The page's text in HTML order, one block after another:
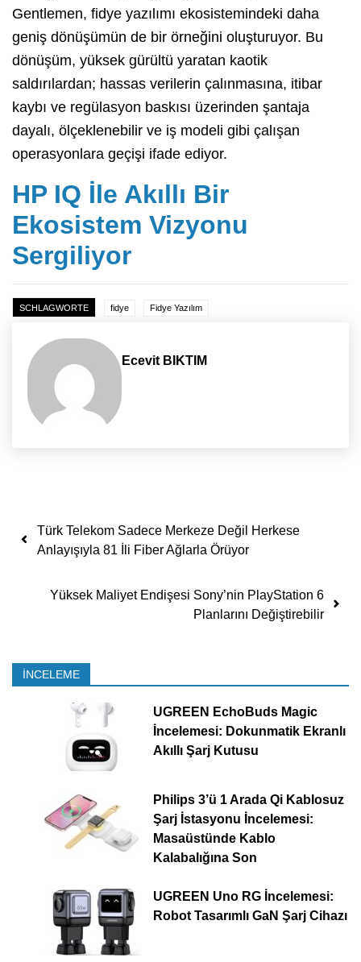
Gentlemen, fidye yazılımı ekosistemindeki daha
geniş dönüşümün de bir örneğini oluşturuyor. Bu
dönüşüm, yüksek gürültü yaratan kaotik
saldırılardan; hassas verilerin çalınmasına, itibar
kaybı ve regülasyon baskısı üzerinden şantaja
dayalı, ölçeklenebilir ve iş modeli gibi çalışan
operasyonlara geçişi ifade ediyor.
HP IQ İle Akıllı Bir
Ekosistem Vizyonu
Sergiliyor
SCHLAGWORTE fidye Fidye Yazılım
Ecevit BIKTIM
Yazı dolaşımı
Türk Telekom Sadece Merkeze Değil Herkese
Anlayışıyla 81 İli Fiber Ağlarla Örüyor
Yüksek Maliyet Endişesi Sony’nin PlayStation 6
Planlarını Değiştirebilir
İNCELEME
UGREEN EchoBuds Magic
İncelemesi: Dokunmatik Ekranlı
Akıllı Şarj Kutusu
Philips 3’ü 1 Arada Qi Kablosuz
Şarj İstasyonu İncelemesi:
Masaüstünde Kablo
Kalabalığına Son
UGREEN Uno RG İncelemesi:
Robot Tasarımlı GaN Şarj Cihazı